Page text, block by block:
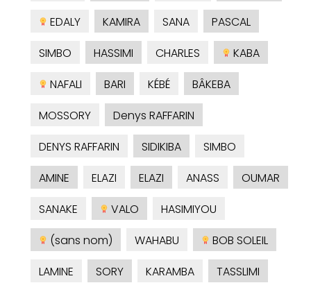
EDALY
KAMIRA SANA
PASCAL
SIMBO
HASSIMI CHARLES
KABA
NAFALI
BARI KÉBÉ
BÂKEBA
MOSSORY
Denys RAFFARIN
DENYS RAFFARIN
SIDIKIBA
SIMBO
AMINE
ELAZI ELAZI ANASS
OUMAR
SANAKE
VALO
HASIMIYOU
(sans nom)
WAHABU
BOB SOLEIL
LAMINE
SORY KARAMBA
TASSLIMI